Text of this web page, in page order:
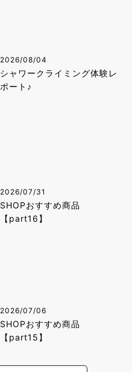
2026/08/04
シャワークライミング体験レ
ポート♪
2026/07/31
SHOPおすすめ商品
【part16】
2026/07/06
SHOPおすすめ商品
【part15】